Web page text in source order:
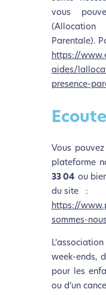
vous
(Allocation
Parentale).
https://
aides/
presence-
Vous
plateforme
33 04 ou
du site :
https://
sommes-
week-ends,
pour les
ou d’un